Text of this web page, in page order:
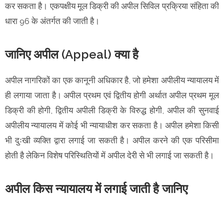
कर सकता है। एकपक्षीय मूल डिक्री की अपील सिविल प्रक्रिया संहिता की
धारा 96 के अंतर्गत की जाती है।
जानिए अपील (Appeal) क्या है
अपील नागरिकों का एक कानूनी अधिकार है, जो हमेशा अपीलीय न्यायालय में
ही लगाया जाता है। अपील प्रथम एवं द्वितीय होगी अर्थात अपील प्रथम मूल
डिक्री की होगी, द्वितीय अपीली डिक्री के विरुद्ध होगी, अपील की सुनवाई
अपीलीय न्यायालय में कोई भी न्यायाधीश कर सकता है। अपील हमेशा किसी
भी दुःखी व्यक्ति द्वारा लगाई जा सकती है। अपील करने की एक परिसीमा
होती है लेकिन विशेष परिस्थितियों में अपील देरी से भी लगाई जा सकती है।
अपील किस न्यायालय में लगाई जाती है जानिए